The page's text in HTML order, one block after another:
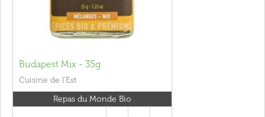
Budapest Mix - 35g
Cuisine de l'Est
Repas du Monde Bio